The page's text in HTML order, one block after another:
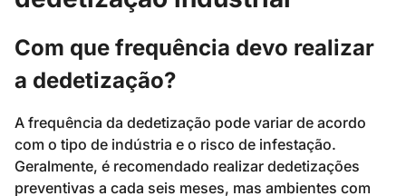
Com que frequência devo realizar
a dedetização?
A frequência da dedetização pode variar de acordo
com o tipo de indústria e o risco de infestação.
Geralmente, é recomendado realizar dedetizações
preventivas a cada seis meses, mas ambientes com